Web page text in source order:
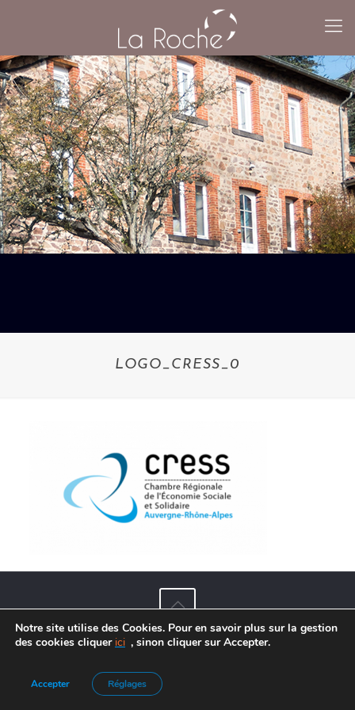
LOGO_CRESS_0
Agence de Communication :Frelon Bleu|Mentions légales
Notre site utilise des Cookies. Pour en savoir plus sur la gestion
des cookies cliquer ici , sinon cliquer sur Accepter.
Accepter Réglages